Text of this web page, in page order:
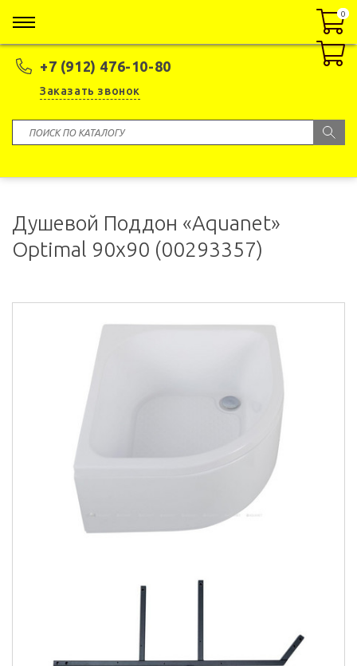
+7 (912) 476-10-80
Заказать звонок
0
0
Душевой Поддон «Aquanet»
Optimal 90х90 (00293357)